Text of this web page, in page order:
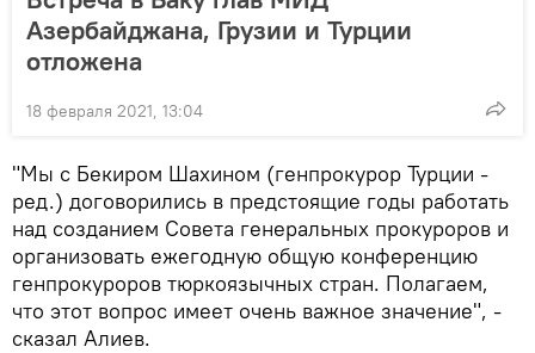
Азербайджана, Грузии и Турции
отложена
18 февраля 2021, 13:04
"Мы с Бекиром Шахином (генпрокурор Турции -
ред.) договорились в предстоящие годы работать
над созданием Совета генеральных прокуроров и
организовать ежегодную общую конференцию
генпрокуроров тюркоязычных стран. Полагаем,
что этот вопрос имеет очень важное значение", -
сказал Алиев.